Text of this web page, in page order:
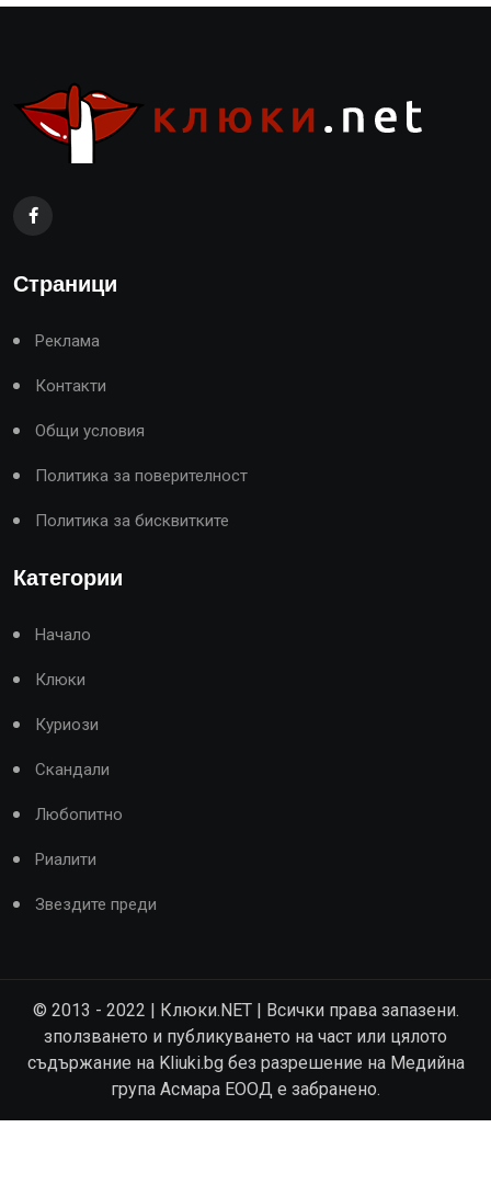
Страници
Реклама
Контакти
Общи условия
Политика за поверителност
Политика за бисквитките
Категории
Начало
Клюки
Куриози
Скандали
Любопитно
Риалити
Звездите преди
© 2013 - 2022 | Клюки.NET | Всички права запазени.
зползването и публикуването на част или цялото
съдържание на Kliuki.bg без разрешение на Медийна
група Асмара ЕООД е забранено.